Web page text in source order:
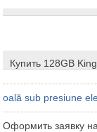
Купить 128GB
oală sub presiune
Оформить заявку